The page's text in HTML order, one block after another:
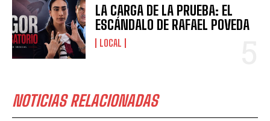
LA CARGA DE LA PRUEBA: EL
ESCÁNDALO DE RAFAEL POVEDA
LOCAL
NOTICIAS RELACIONADAS